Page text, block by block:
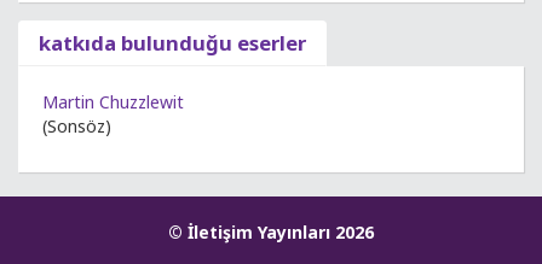
katkıda bulunduğu eserler
Martin Chuzzlewit
(Sonsöz)
© İletişim Yayınları 2026